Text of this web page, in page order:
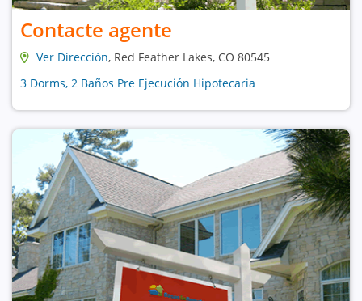
Contacte agente
Ver Dirección, Red Feather Lakes, CO 80545
3 Dorms, 2 Baños Pre Ejecución Hipotecaria